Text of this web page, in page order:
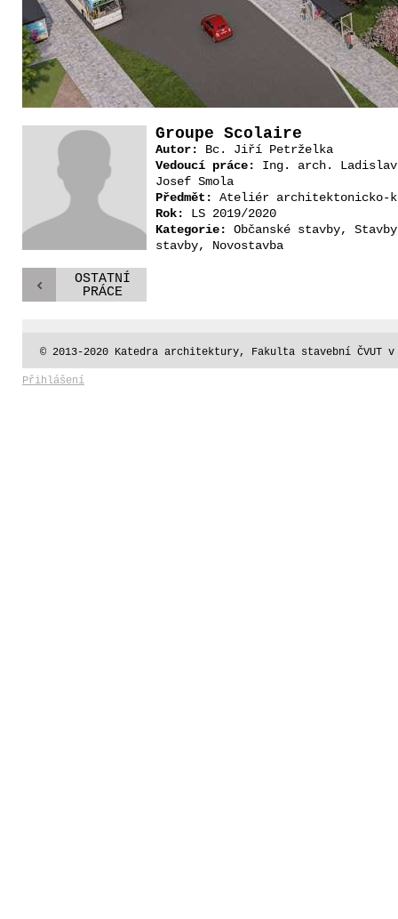
OSTATNÍ
PRÁCE
Groupe Scolaire
Autor:
Bc. Jiří Petrželka
Vedoucí práce:
Ing. arch.
Josef Smola
Předmět:
Ateliér architektonicko-
Rok:
LS 2019/2020
Kategorie:
Občanské stavby,
stavby, Novostavba
© 2013-2020 Katedra architektury, Fakulta stavební ČVUT
Přihlášení